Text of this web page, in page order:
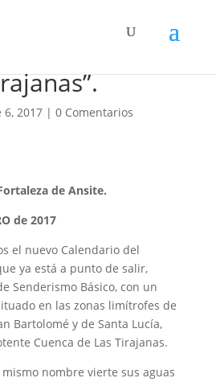
Básico. Ruta
6, 2017| 0 Comentarios
de Ansite.
de 2017
el nuevo Calendario del
ya está a punto de salir,
Senderismo Básico, con un
en las zonas limítrofes de
Bartolomé y de Santa Lucía,
Cuenca de Las Tirajanas.
nombre vierte sus aguas